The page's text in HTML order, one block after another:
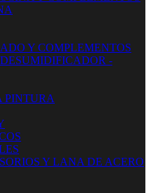
Y COMPLEMENTOS
-
PINTURA
Y LANA DE ACERO